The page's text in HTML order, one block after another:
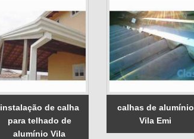
instalação de calha
para telhado de
alumínio Vila
calhas de alumínio
Vila Emi